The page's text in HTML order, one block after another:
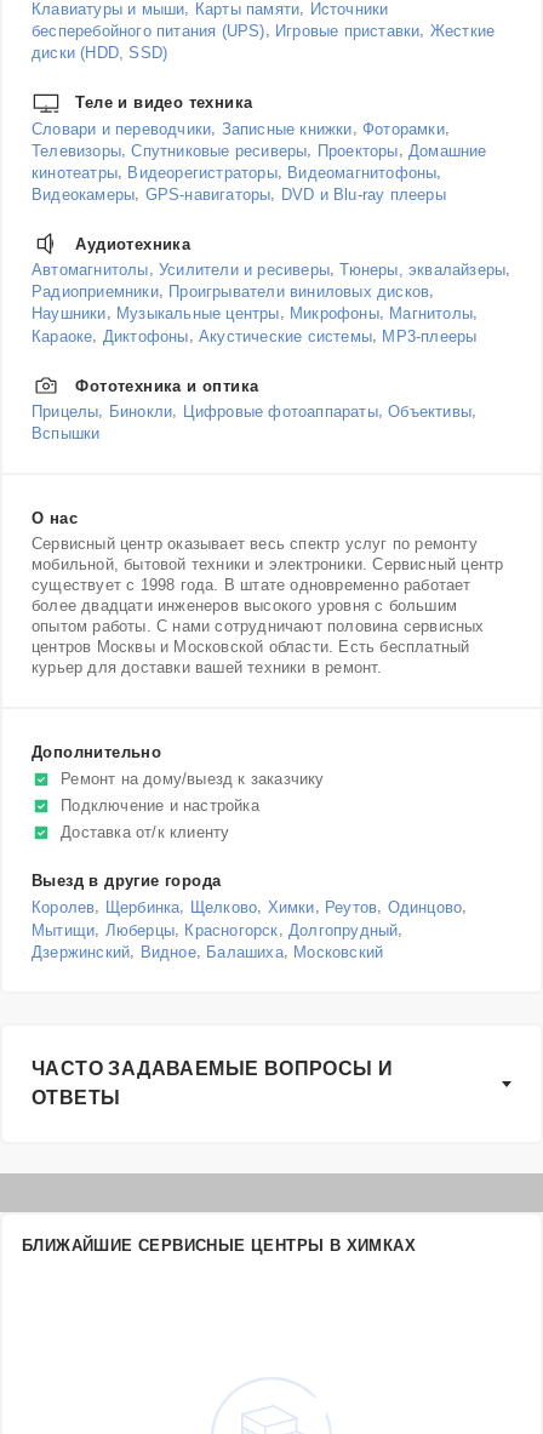
Клавиатуры и мыши Карты памяти
Источники
бесперебойного питания (UPS)
Игровые приставки Жесткие
диски (HDD, SSD)
Теле и видео техника
Словари и переводчики Записные книжки ,Фоторамки,
Телевизоры ,Спутниковые ресиверы Проекторы
Домашние
кинотеатры Видеорегистраторы, Видеомагнитофоны
Видеокамеры GPS-навигаторы DVD и Blu-ray плееры
Аудиотехника
Автомагнитолы,Усилители и ресиверы,Тюнеры, эквалайзеры,
Радиоприемники, Проигрыватели виниловых дисков,
Наушники, Музыкальные центры, Микрофоны, Магнитолы,
Караоке
Диктофоны Акустические системы MP3-плееры
Фототехника и оптика
Прицелы, Бинокли, Цифровые фотоаппараты,Объективы,
Вспышки
О нас
Сервисный центр оказывает весь спектр услуг по ремонту
мобильной, бытовой техники и электроники. Сервисный центр
существует с 1998 года. В штате одновременно работает
более двадцати инженеров высокого уровня с большим
опытом работы. С нами сотрудничают половина сервисных
центров Москвы и Московской области. Есть бесплатный
курьер для доставки вашей техники в ремонт.
Дополнительно
Ремонт на дому/выезд к заказчику
Подключение и настройка
Доставка от/к клиенту
Выезд в другие города
Королев, Щербинка, Щелково, Химки, Реутов, Одинцово,
Мытищи
Люберцы Красногорск Долгопрудный
Дзержинский
Видное, Балашиха, Московский
ЧАСТО ЗАДАВАЕМЫЕ ВОПРОСЫ И
ОТВЕТЫ
БЛИЖАЙШИЕ СЕРВИСНЫЕ ЦЕНТРЫ В ХИМКАХ